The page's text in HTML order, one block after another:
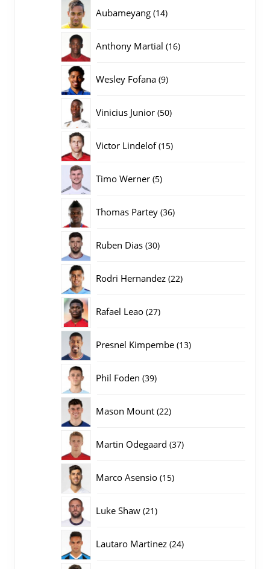
Aubameyang 1414
Anthony Martial 1616
Wesley Fofana 99
Vinicius Junior 5050
Victor Lindelof 1515
Timo Werner 55
Thomas Partey 3636
Ruben Dias 3030
Rodri Hernandez 2222
Rafael Leao 2727
Presnel Kimpembe 1313
Phil Foden 3939
Mason Mount 2222
Martin Odegaard 3737
Marco Asensio 1515
Luke Shaw 2121
Lautaro Martinez 2424